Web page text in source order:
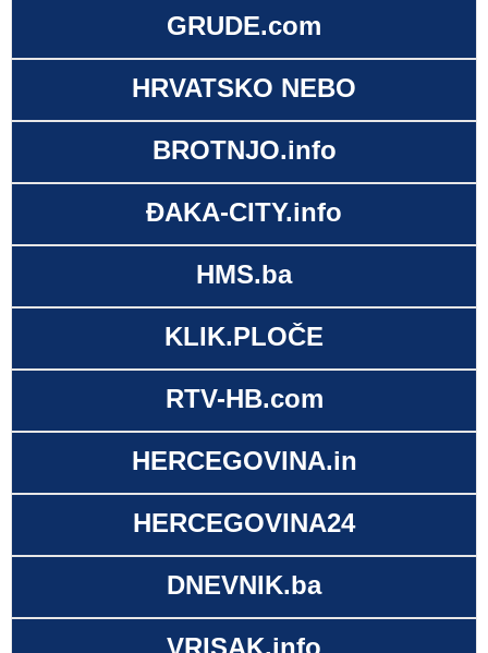
GRUDE.com
HRVATSKO NEBO
BROTNJO.info
ĐAKA-CITY.info
HMS.ba
KLIK.PLOČE
RTV-HB.com
HERCEGOVINA.in
HERCEGOVINA24
DNEVNIK.ba